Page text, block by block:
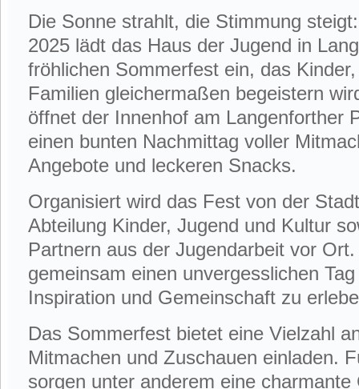
Die Sonne strahlt, die Stimmung
2025 lädt das Haus der Jugend in
fröhlichen Sommerfest ein, das
Familien gleichermaßen begeistern
öffnet der Innenhof am Langenforther
einen bunten Nachmittag voller
Angebote und leckeren Snacks.
Organisiert wird das Fest von der
Abteilung Kinder, Jugend und Kultur
Partnern aus der Jugendarbeit vor
gemeinsam einen unvergesslichen
Inspiration und Gemeinschaft zu
Das Sommerfest bietet eine Vielzahl
Mitmachen und Zuschauen einladen.
sorgen unter anderem eine